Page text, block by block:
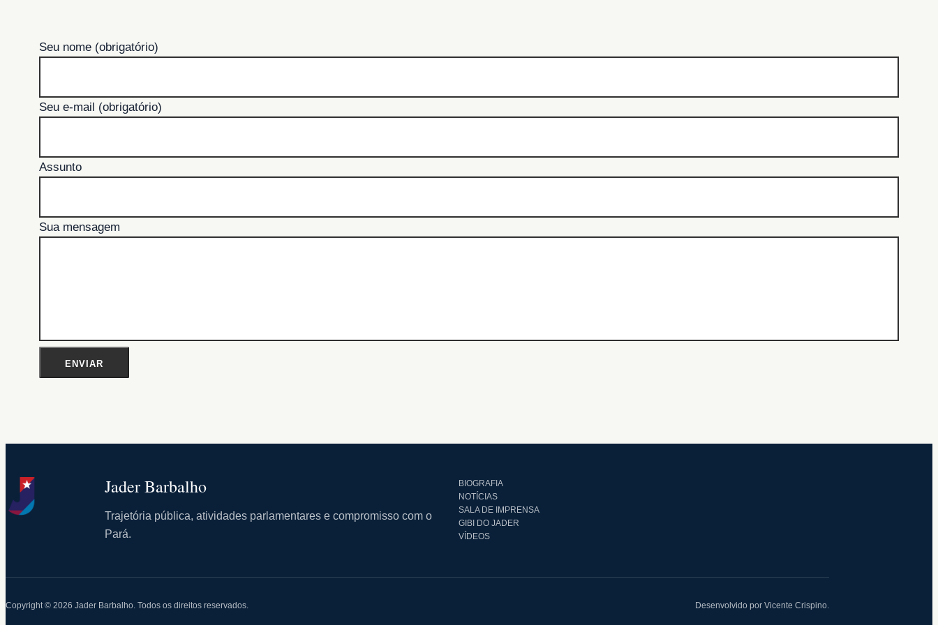
Seu nome (obrigatório)
Seu e-mail (obrigatório)
Assunto
Sua mensagem
Jader Barbalho
Trajetória pública, atividades parlamentares e compromisso com o
Pará.
BIOGRAFIA
NOTÍCIAS
SALA DE IMPRENSA
GIBI DO JADER
VÍDEOS
Copyright © 2026 Jader Barbalho. Todos os direitos reservados. Desenvolvido por Vicente Crispino.